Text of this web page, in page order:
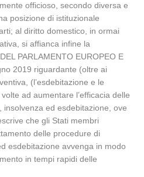
officioso, secondo diversa e
posizione di istituzionale
al diritto domestico, in ormai
si affianca infine la
PARLAMENTO EUROPEO E
2019 riguardante (oltre ai
(l’esdebitazione e le
ad aumentare l’efficacia delle
ed esdebitazione, ove
che gli Stati membri
delle procedure di
esdebitazione avvenga in modo
in tempi rapidi delle